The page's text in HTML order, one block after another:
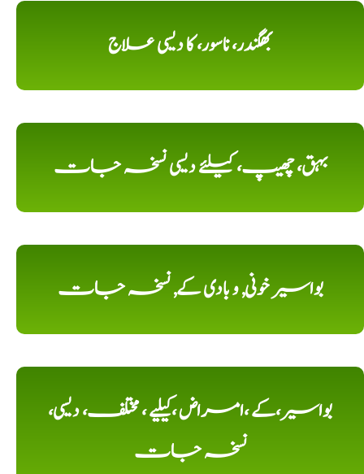
بھگندر، ناسور، کا دیسی علاج
بہق، چھیپ، کیلئے دیسی نسخہ جات
بواسیر خونی, و بادی کے, نسخہ جات
بواسیر،کے ،امراض ،کیلیے ، مختلف، دیسی،
نسخہ جات